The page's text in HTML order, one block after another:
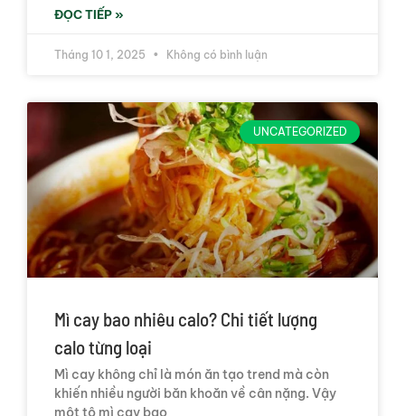
ĐỌC TIẾP »
Tháng 10 1, 2025 Không có bình luận
UNCATEGORIZED
Mì cay bao nhiêu calo? Chi tiết lượng
calo từng loại
Mì cay không chỉ là món ăn tạo trend mà còn
khiến nhiều người băn khoăn về cân nặng. Vậy
một tô mì cay bao